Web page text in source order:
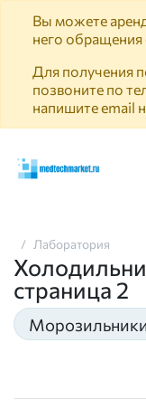
Вы можете
него обращения
Для получения
позвоните по
напишите email
Лаборатория
страница 2
Морозильники